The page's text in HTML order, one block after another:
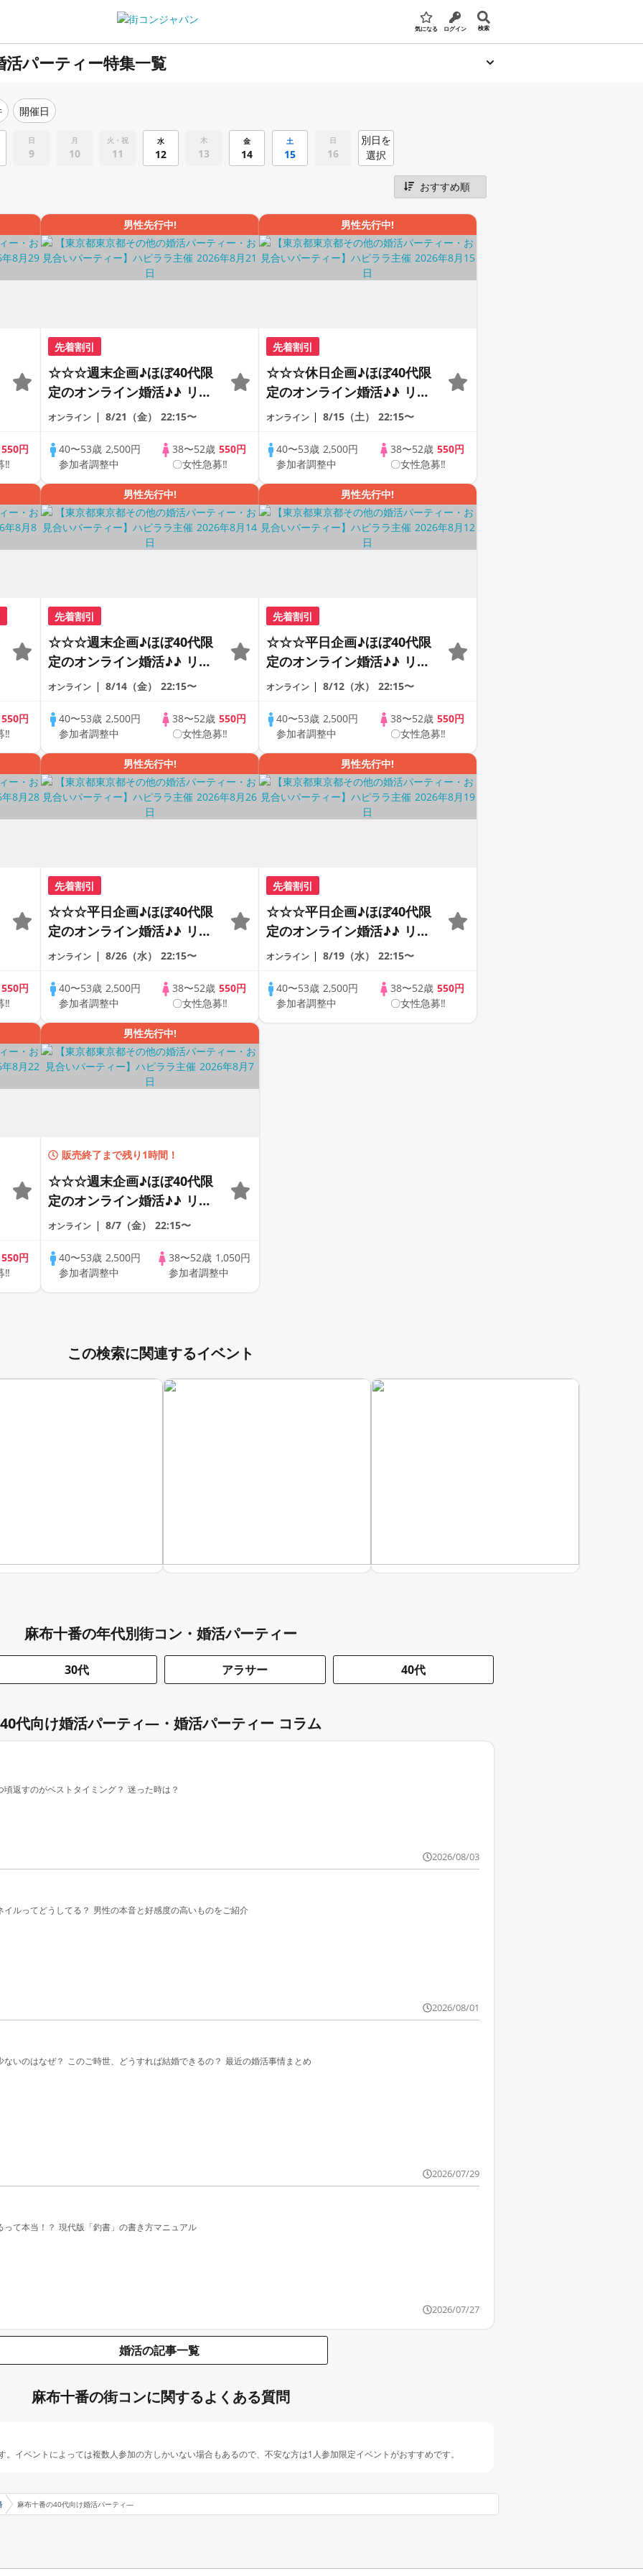
気になる ログイン 検索
パーティー特集一覧
開催日
日
9
月
10
火・祝
11
水
12
木
13
金
14
土
15
日
16
別日を
選択
550円
‼
男性先行中!
先着割引
☆☆☆週末企画♪ほぼ40代限
定のオンライン婚活♪♪ リモ
ートの出会い応援♪♪ おうち
の方が対象☆ 司会進行あり
♪♪ THE 42s ONLINE
PARTY!!
オンライン 8/21（金） 22:15〜
40〜53歳 2,500円
参加者調整中
38〜52歳550円
〇女性急募‼
男性先行中!
先着割引
☆☆☆休日企画♪ほぼ40代限
定のオンライン婚活♪♪ リモ
ートの出会い応援♪♪ おうち
の方が対象☆ 司会進行あり
♪♪ THE 42s ONLINE
PARTY!!
オンライン 8/15（土） 22:15〜
40〜53歳2,500円
参加者調整中
38〜52歳 550円
〇女性急募‼
550円
‼
男性先行中!
先着割引
☆☆☆週末企画♪ほぼ40代限
定のオンライン婚活♪♪ リモ
ートの出会い応援♪♪ おうち
の方が対象☆ 司会進行あり
♪♪ THE 41s ONLINE
PARTY!!
オンライン 8/14（金） 22:15〜
40〜53歳 2,500円
参加者調整中
38〜52歳550円
〇女性急募‼
男性先行中!
先着割引
☆☆☆平日企画♪ほぼ40代限
定のオンライン婚活♪♪ リモ
ートの出会い応援♪♪ おうち
の方が対象☆ 司会進行あり
♪♪ THE 41s ONLINE
PARTY!!
オンライン 8/12（水） 22:15〜
40〜53歳2,500円
参加者調整中
38〜52歳 550円
〇女性急募‼
550円
‼
男性先行中!
先着割引
☆☆☆平日企画♪ほぼ40代限
定のオンライン婚活♪♪ リモ
ートの出会い応援♪♪ おうち
の方が対象☆ 司会進行あり
♪♪ THE 43s ONLINE
PARTY!!
オンライン 8/26（水） 22:15〜
40〜53歳 2,500円
参加者調整中
38〜52歳550円
〇女性急募‼
男性先行中!
先着割引
☆☆☆平日企画♪ほぼ40代限
定のオンライン婚活♪♪ リモ
ートの出会い応援♪♪ おうち
の方が対象☆ 司会進行あり
♪♪ THE 42s ONLINE
PARTY!!
オンライン 8/19（水） 22:15〜
40〜53歳2,500円
参加者調整中
38〜52歳 550円
〇女性急募‼
550円
‼
男性先行中!
販売終了まで残り1時間！
☆☆☆週末企画♪ほぼ40代限
定のオンライン婚活♪♪ リモ
ートの出会い応援♪♪ おうち
の方が対象☆ 司会進行あり
♪♪ THE 40s ONLINE
PARTY!!
オンライン 8/7（金） 22:15〜
40〜53歳 2,500円
参加者調整中
38〜52歳 1,050円
参加者調整中
この検索に関連するイベント
麻布十番の年代別街コン・婚活パーティー
30代 アラサー 40代
40代向け婚活パーティ―・婚活パーティー コラム
返すのがベストタイミング？ 迷った時は？
2026/08/03
イルってどうしてる？ 男性の本音と好感度の高いものをご紹介
2026/08/01
ないのはなぜ？ このご時世、どうすれば結婚できるの？ 最近の婚活事情まとめ
2026/07/29
って本当！？ 現代版「釣書」の書き方マニュアル
2026/07/27
婚活の記事一覧
麻布十番の街コンに関するよくある質問
イベントによっては複数人参加の方しかいない場合もあるので、不安な方は1人参加限定イベントがおすすめです。
麻布十番の40代向け婚活パーティ―